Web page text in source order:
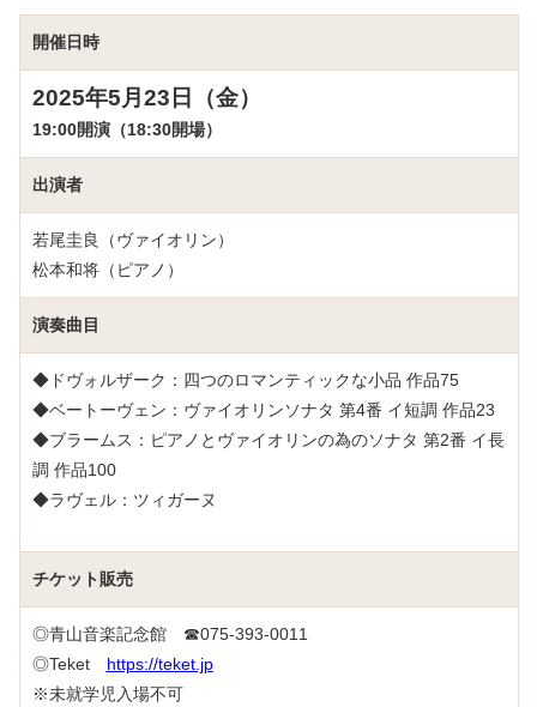
開催日時
2025年5月23日（金）
19:00開演（18:30開場）
出演者
若尾圭良（ヴァイオリン）
松本和将（ピアノ）
演奏曲目
◆ドヴォルザーク：四つのロマンティックな小品 作品75
◆ベートーヴェン：ヴァイオリンソナタ 第4番 イ短調 作品23
◆ブラームス：ピアノとヴァイオリンの為のソナタ 第2番 イ長
調 作品100
◆ラヴェル：ツィガーヌ
チケット販売
◎青山音楽記念館 ☎075-393-0011
◎Teket https://teket.jp
※未就学児入場不可